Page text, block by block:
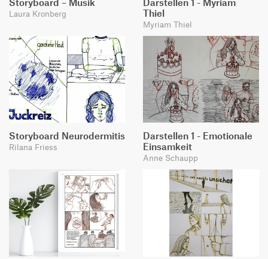
Storyboard – Musik
Laura Kronberg
Darstellen 1 - Myriam
Thiel
Myriam Thiel
Storyboard Neurodermitis
Rilana Friess
Darstellen 1 - Emotionale
Einsamkeit
Anne Schaupp